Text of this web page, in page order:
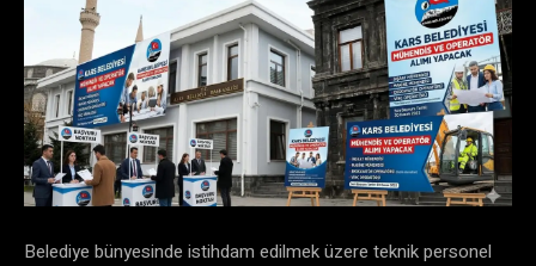
​Belediye bünyesinde istihdam edilmek üzere teknik personel